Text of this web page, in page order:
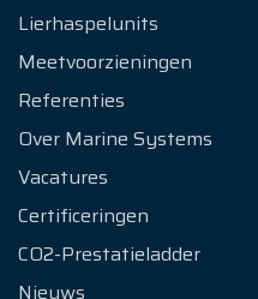
Lierhaspelunits
Meetvoorzieningen
Referenties
Over Marine Systems
Vacatures
Certificeringen
CO2-Prestatieladder
Nieuws